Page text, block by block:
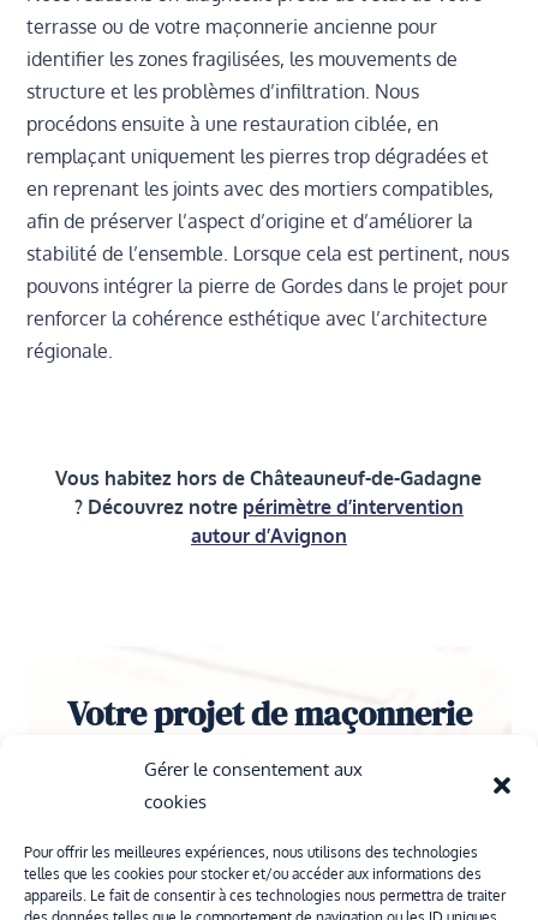
Gérer le consentement aux
cookies
Pour offrir les meilleures expériences, nous utilisons des technologies
telles que les cookies pour stocker et/ou accéder aux informations des
appareils. Le fait de consentir à ces technologies nous permettra de traiter
terrasse ou de votre maçonnerie ancienne pour
identifier les zones fragilisées, les mouvements de
structure et les problèmes d’infiltration. Nous
procédons ensuite à une restauration ciblée, en
remplaçant uniquement les pierres trop dégradées et
en reprenant les joints avec des mortiers compatibles,
afin de préserver l’aspect d’origine et d’améliorer la
stabilité de l’ensemble. Lorsque cela est pertinent, nous
pouvons intégrer la pierre de Gordes dans le projet pour
renforcer la cohérence esthétique avec l’architecture
régionale.
Vous habitez hors de Châteauneuf-de-Gadagne
? Découvrez notre périmètre d’intervention
autour d’Avignon
Votre projet de maçonnerie
entre de bonnes mains !
Besoin d’un maçon à Châteauneuf-de-
nous vous proposons un devis détaillé et sans
engagement.